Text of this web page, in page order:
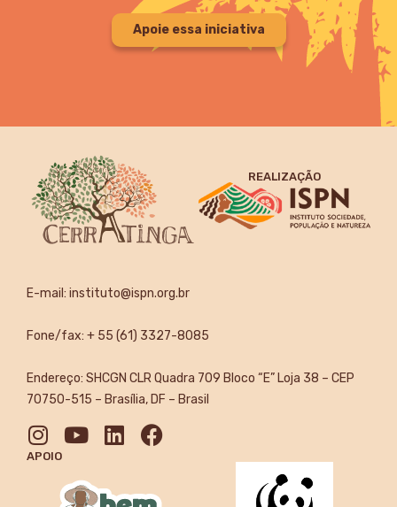
Apoie essa iniciativa
REALIZAÇÃO
E-mail: instituto@ispn.org.br
Fone/fax: + 55 (61) 3327-8085
Endereço: SHCGN CLR Quadra 709 Bloco “E” Loja 38 – CEP
70750-515 – Brasília, DF – Brasil
APOIO